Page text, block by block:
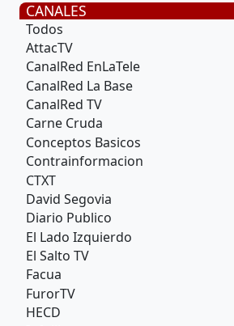
CANALES
Todos
AttacTV
CanalRed EnLaTele
CanalRed La Base
CanalRed TV
Carne Cruda
Conceptos Basicos
Contrainformacion
CTXT
David Segovia
Diario Publico
El Lado Izquierdo
El Salto TV
Facua
FurorTV
HECD